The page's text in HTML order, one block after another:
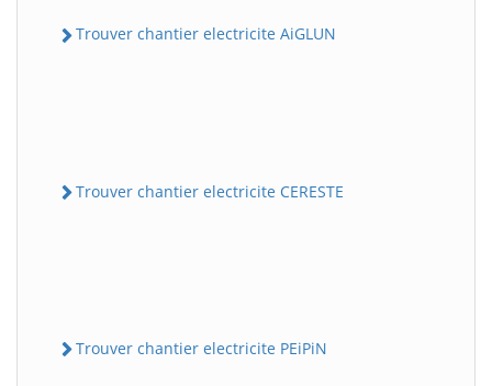
Trouver chantier electricite AiGLUN
Trouver chantier electricite CERESTE
Trouver chantier electricite PEiPiN